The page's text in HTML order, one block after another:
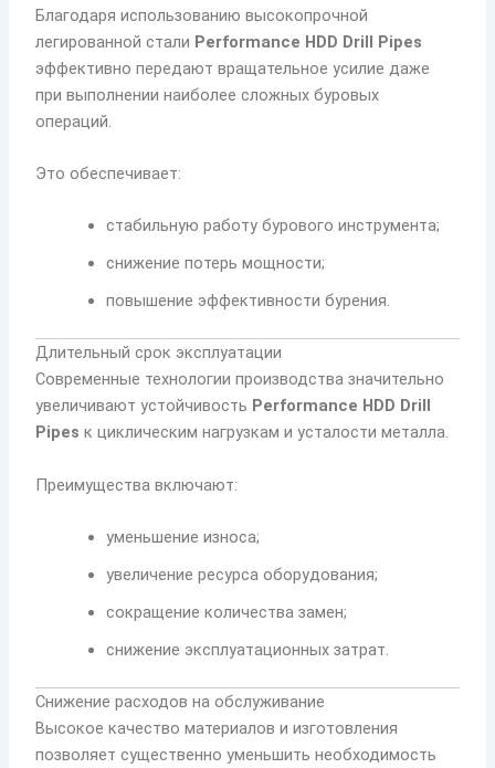
Благодаря использованию высокопрочной
легированной стали Performance HDD Drill Pipes
эффективно передают вращательное усилие даже
при выполнении наиболее сложных буровых
операций.
Это обеспечивает:
стабильную работу бурового инструмента;
снижение потерь мощности;
повышение эффективности бурения.
Длительный срок эксплуатации
Современные технологии производства значительно
увеличивают устойчивость Performance HDD Drill
Pipes к циклическим нагрузкам и усталости металла.
Преимущества включают:
уменьшение износа;
увеличение ресурса оборудования;
сокращение количества замен;
снижение эксплуатационных затрат.
Снижение расходов на обслуживание
Высокое качество материалов и изготовления
позволяет существенно уменьшить необходимость